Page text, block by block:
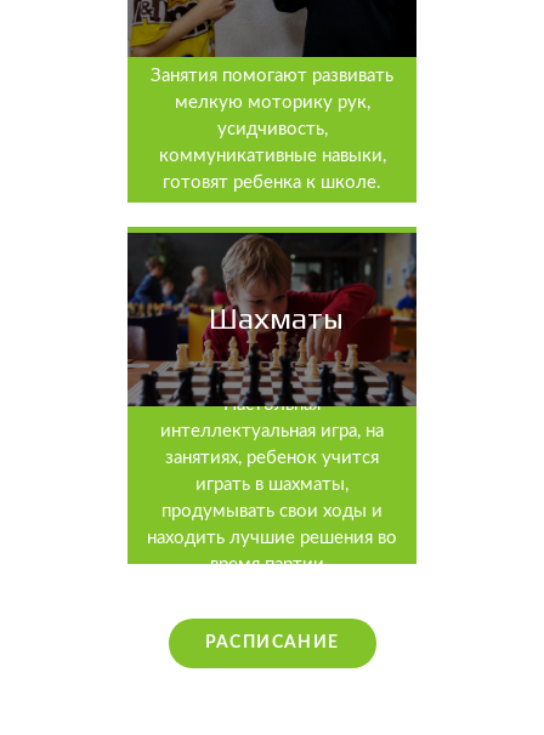
Занятия помогают развивать
мелкую моторику рук,
усидчивость,
коммуникативные навыки,
готовят ребенка к школе.
Шахматы
Настольная
интеллектуальная игра, на
занятиях, ребенок учится
играть в шахматы,
продумывать свои ходы и
находить лучшие решения во
время партии.
РАСПИСАНИЕ